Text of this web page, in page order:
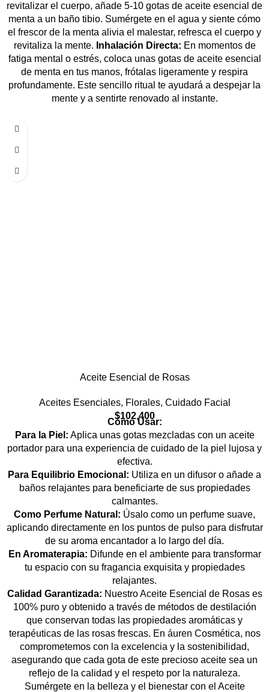
revitalizar el cuerpo, añade 5-10 gotas de aceite esencial de
menta a un baño tibio. Sumérgete en el agua y siente cómo
el frescor de la menta alivia el malestar, refresca el cuerpo y
revitaliza la mente. Inhalación Directa: En momentos de
fatiga mental o estrés, coloca unas gotas de aceite esencial
de menta en tus manos, frótalas ligeramente y respira
profundamente. Este sencillo ritual te ayudará a despejar la
mente y a sentirte renovado al instante.
Aceite Esencial de Rosas
Aceites Esenciales, Florales, Cuidado Facial
$102,400
Cómo Usar:
Para la Piel: Aplica unas gotas mezcladas con un aceite
portador para una experiencia de cuidado de la piel lujosa y
efectiva.
Para Equilibrio Emocional: Utiliza en un difusor o añade a
baños relajantes para beneficiarte de sus propiedades
calmantes.
Como Perfume Natural: Úsalo como un perfume suave,
aplicando directamente en los puntos de pulso para disfrutar
de su aroma encantador a lo largo del día.
En Aromaterapia: Difunde en el ambiente para transformar
tu espacio con su fragancia exquisita y propiedades
relajantes.
Calidad Garantizada: Nuestro Aceite Esencial de Rosas es
100% puro y obtenido a través de métodos de destilación
que conservan todas las propiedades aromáticas y
terapéuticas de las rosas frescas. En áuren Cosmética, nos
comprometemos con la excelencia y la sostenibilidad,
asegurando que cada gota de este precioso aceite sea un
reflejo de la calidad y el respeto por la naturaleza.
Sumérgete en la belleza y el bienestar con el Aceite